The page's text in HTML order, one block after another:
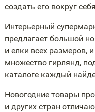
создать его вокруг
Интерьерный
предлагает большой
и елки всех размеров,
множество гирлянд,
каталоге каждый
Новогодние товары
и других стран